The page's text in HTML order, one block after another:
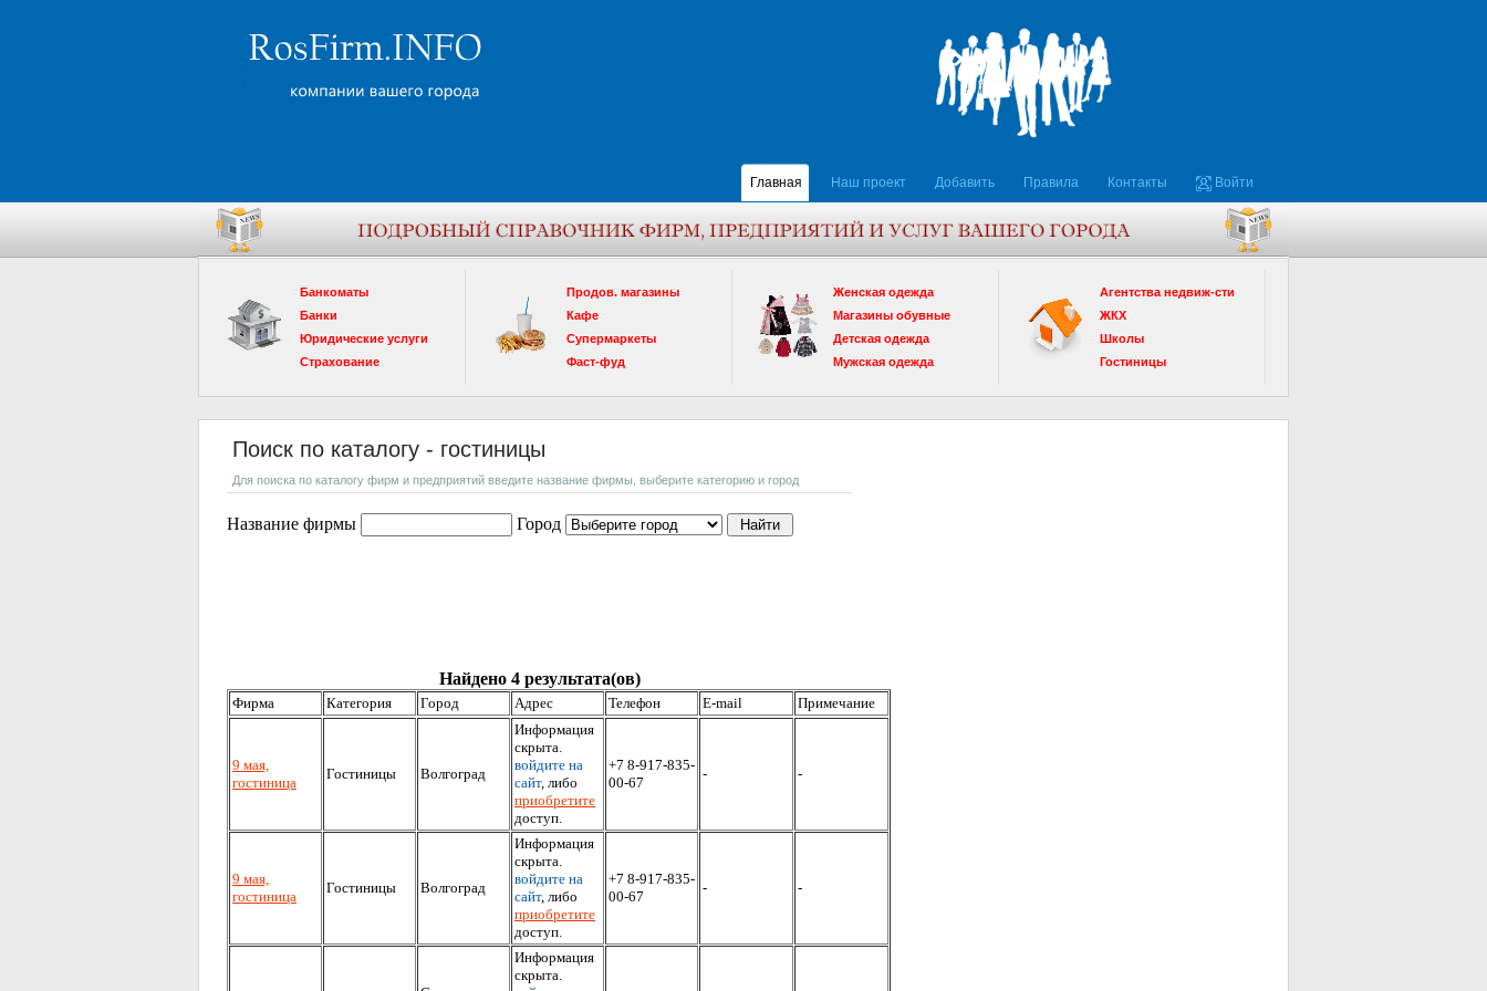
Главная Наш проект Добавить Правила Контакты Войти
Банкоматы
Банки
Юридические услуги
Страхование
Продов. магазины
Кафе
Супермаркеты
Фаст-фуд
Женская одежда
Магазины обувные
Детская одежда
Мужская одежда
Агентства недвиж-сти
ЖКХ
Школы
Гостиницы
Поиск по каталогу - гостиницы
Для поиска по каталогу фирм и предприятий введите название фирмы, выберите категорию и город
Название фирмы Город
Найдено 4 результата(ов)
Фирма Категория Город Адрес Телефон E-mail Примечание
9 мая,
гостиница
Гостиницы Волгоград
Информация
скрыта.
войдите на
сайт, либо
приобретите
доступ.
+7 8-917-835-
00-67
- -
9 мая,
гостиница
Гостиницы Волгоград
Информация
скрыта.
войдите на
сайт, либо
приобретите
доступ.
+7 8-917-835-
00-67
- -
Информация
скрыта.